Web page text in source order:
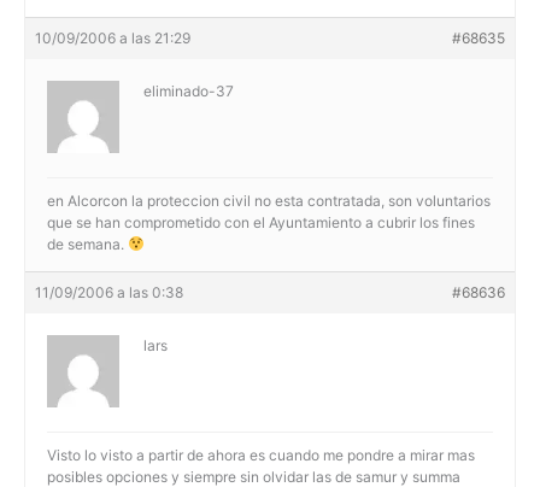
10/09/2006 a las 21:29 #68635
eliminado-37
en Alcorcon la proteccion civil no esta contratada, son voluntarios
que se han comprometido con el Ayuntamiento a cubrir los fines
de semana.
11/09/2006 a las 0:38 #68636
lars
Visto lo visto a partir de ahora es cuando me pondre a mirar mas
posibles opciones y siempre sin olvidar las de samur y summa